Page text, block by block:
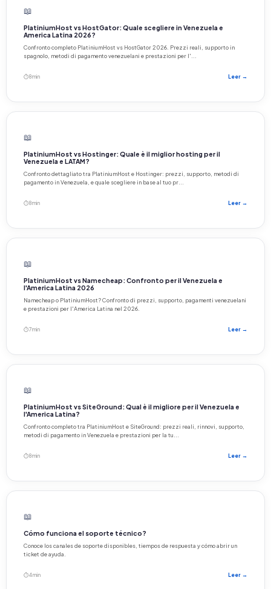
📖
PlatiniumHost vs HostGator: Quale scegliere in Venezuela e
America Latina 2026?
Confronto completo PlatiniumHost vs HostGator 2026. Prezzi reali, supporto in
spagnolo, metodi di pagamento venezuelani e prestazioni per l'...
⏱ 8 min Leer →
📖
PlatiniumHost vs Hostinger: Quale è il miglior hosting per il
Venezuela e LATAM?
Confronto dettagliato tra PlatiniumHost e Hostinger: prezzi, supporto, metodi di
pagamento in Venezuela, e quale scegliere in base al tuo pr...
⏱ 8 min Leer →
📖
PlatiniumHost vs Namecheap: Confronto per il Venezuela e
l'America Latina 2026
Namecheap o PlatiniumHost? Confronto di prezzi, supporto, pagamenti venezuelani
e prestazioni per l'America Latina nel 2026.
⏱ 7 min Leer →
📖
PlatiniumHost vs SiteGround: Qual è il migliore per il Venezuela e
l'America Latina?
Confronto completo tra PlatiniumHost e SiteGround: prezzi reali, rinnovi, supporto,
metodi di pagamento in Venezuela e prestazioni per la tu...
⏱ 8 min Leer →
📖
Cómo funciona el soporte técnico?
Conoce los canales de soporte disponibles, tiempos de respuesta y cómo abrir un
ticket de ayuda.
⏱ 4 min Leer →